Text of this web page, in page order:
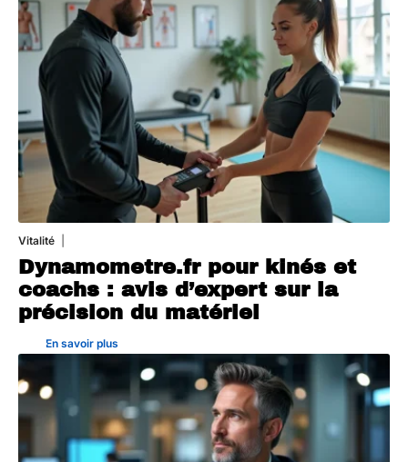
Vitalité
Dynamometre.fr pour kinés et
coachs : avis d’expert sur la
précision du matériel
En savoir plus